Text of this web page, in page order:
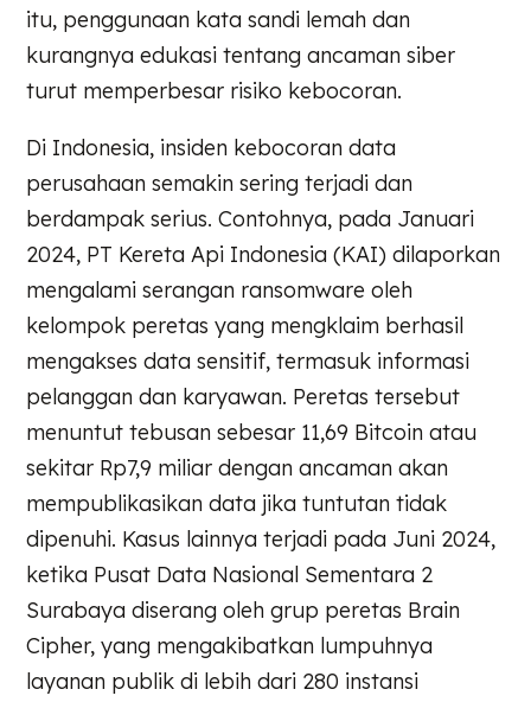
itu, penggunaan kata sandi lemah dan
kurangnya edukasi tentang ancaman siber
turut memperbesar risiko kebocoran.
Di Indonesia, insiden kebocoran data
perusahaan semakin sering terjadi dan
berdampak serius. Contohnya, pada Januari
2024, PT Kereta Api Indonesia (KAI) dilaporkan
mengalami serangan ransomware oleh
kelompok peretas yang mengklaim berhasil
mengakses data sensitif, termasuk informasi
pelanggan dan karyawan. Peretas tersebut
menuntut tebusan sebesar 11,69 Bitcoin atau
sekitar Rp7,9 miliar dengan ancaman akan
mempublikasikan data jika tuntutan tidak
dipenuhi. Kasus lainnya terjadi pada Juni 2024,
ketika Pusat Data Nasional Sementara 2
Surabaya diserang oleh grup peretas Brain
Cipher, yang mengakibatkan lumpuhnya
layanan publik di lebih dari 280 instansi